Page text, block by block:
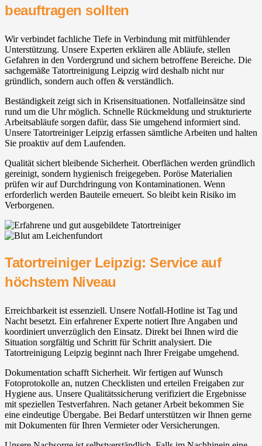
beauftragen sollten
Wir verbindet fachliche Tiefe in Verbindung mit mitfühlender
Unterstützung. Unsere Experten erklären alle Abläufe, stellen
Gefahren in den Vordergrund und sichern betroffene Bereiche. Die
sachgemäße Tatortreinigung Leipzig wird deshalb nicht nur
gründlich, sondern auch offen & verständlich.
Beständigkeit zeigt sich in Krisensituationen. Notfalleinsätze sind
rund um die Uhr möglich. Schnelle Rückmeldung und strukturierte
Arbeitsabläufe sorgen dafür, dass Sie umgehend informiert sind.
Unsere Tatortreiniger Leipzig erfassen sämtliche Arbeiten und halten
Sie proaktiv auf dem Laufenden.
Qualität sichert bleibende Sicherheit. Oberflächen werden gründlich
gereinigt, sondern hygienisch freigegeben. Poröse Materialien
prüfen wir auf Durchdringung von Kontaminationen. Wenn
erforderlich werden Bauteile erneuert. So bleibt kein Risiko im
Verborgenen.
Tatortreiniger Leipzig: Service auf
höchstem Niveau
Erreichbarkeit ist essenziell. Unsere Notfall-Hotline ist Tag und
Nacht besetzt. Ein erfahrener Experte notiert Ihre Angaben und
koordiniert unverzüglich den Einsatz. Direkt bei Ihnen wird die
Situation sorgfältig und Schritt für Schritt analysiert. Die
Tatortreinigung Leipzig beginnt nach Ihrer Freigabe umgehend.
Dokumentation schafft Sicherheit. Wir fertigen auf Wunsch
Fotoprotokolle an, nutzen Checklisten und erteilen Freigaben zur
Hygiene aus. Unsere Qualitätssicherung verifiziert die Ergebnisse
mit speziellen Testverfahren. Nach getaner Arbeit bekommen Sie
eine eindeutige Übergabe. Bei Bedarf unterstützen wir Ihnen gerne
mit Dokumenten für Ihren Vermieter oder Versicherungen.